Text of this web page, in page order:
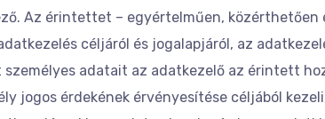
Az érintettet – egyértelműen,
céljáról és jogalapjáról, az
adatait az adatkezelő az érintett
jogos érdekének érvényesítése céljából